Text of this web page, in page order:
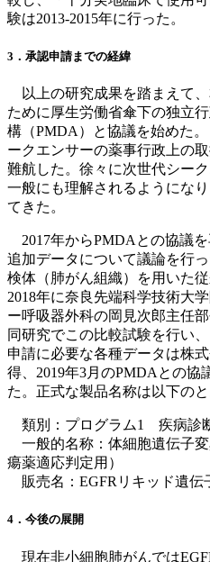
験は2013-2015年に行った。
3．承認申請までの経緯
以上の研究成果を踏まえて
ために厚生労働省傘下の独立
構（PMDA）と協議を始めた
ークエンサーの薬事行政上の
難航した。徐々に次世代シー
一般にも理解されるようにな
てきた。
2017年からPMDAとの協議
追加データについて議論を行
検体（肺がん組織）を用いた
2018年に奈良先端科学技術大
ー呼吸器外科の岡見次郎主任
同研究でこの比較試験を行い
申請に必要な各種データは株
得、2019年3月のPMDAとの協
た。正式な製品名称は以下のと
類別：プログラム1 疾病診
一般的名称：体細胞遺伝子
瘍薬適応判定用）
販売名：EGFRリキッド遺
4．今後の展開
現在非小細胞肺がんでは